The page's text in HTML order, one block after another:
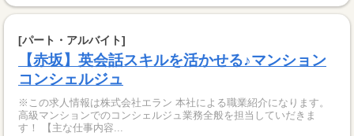
[パート・アルバイト]
【赤坂】英会話スキルを活かせる♪マンション
コンシェルジュ
※この求人情報は株式会社エラン 本社による職業紹介になります。
高級マンションでのコンシェルジュ業務全般を担当していだきま
す！ 【主な仕事内容...